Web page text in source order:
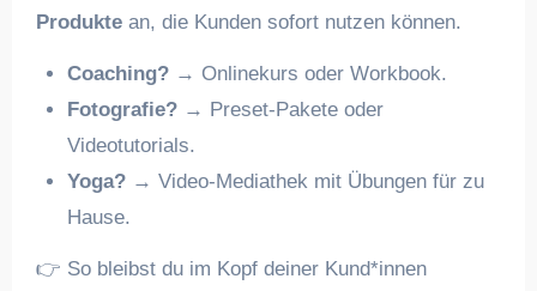
Produktean, die Kunden sofort nutzen können.
Coaching?→ Onlinekurs oder Workbook.
Fotografie?→ Preset-Pakete oder
Videotutorials.
Yoga?→ Video-Mediathek mit Übungen für zu
Hause.
👉 So bleibst du im Kopf deiner Kund*innen